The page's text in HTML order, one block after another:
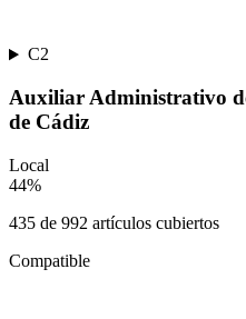
C2
Auxiliar Administrativo
de Cádiz
Local
44%
435 de 992 artículos cubiertos
Compatible